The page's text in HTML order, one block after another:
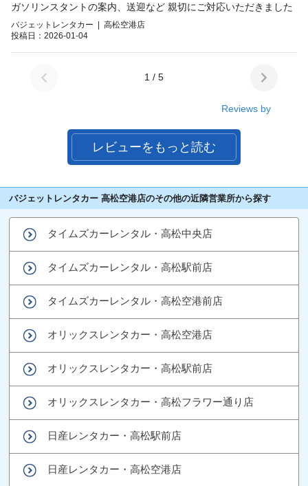
ガソリンスタントの案内、送迎など 親切にご対応いただきました
バジェットレンタカー | 高松空港店
投稿日：2026-01-04
1 / 5
Reviews by
レビューをもっと読む
バジェットレンタカー 高松空港店のその他の近隣営業所から探す
タイムズカーレンタル・高松中央店
タイムズカーレンタル・高松駅前店
タイムズカーレンタル・高松空港前店
オリックスレンタカー・高松空港店
オリックスレンタカー・高松駅前店
オリックスレンタカー・高松フラワー通り店
日産レンタカー・高松駅前店
日産レンタカー・高松空港店